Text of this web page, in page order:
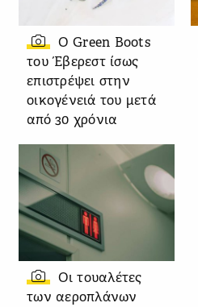
Ο Green Boots
του Έβερεστ ίσως
επιστρέψει στην
οικογένειά του μετά
από 30 χρόνια
Οι τουαλέτες
των αεροπλάνων